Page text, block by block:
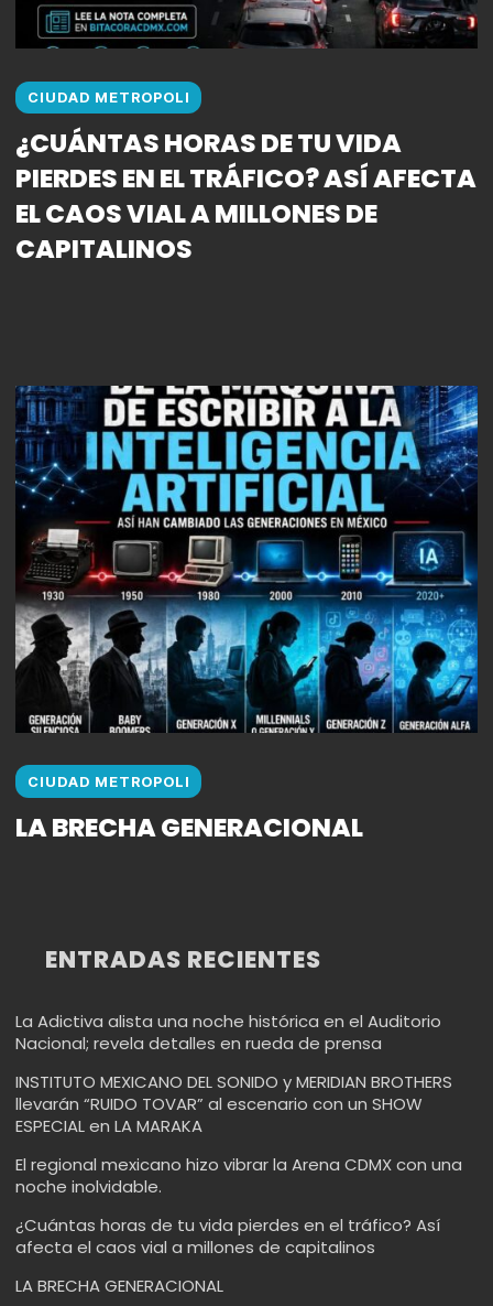
CIUDAD METROPOLI
¿CUÁNTAS HORAS DE TU VIDA
PIERDES EN EL TRÁFICO? ASÍ AFECTA
EL CAOS VIAL A MILLONES DE
CAPITALINOS
CIUDAD METROPOLI
LA BRECHA GENERACIONAL
ENTRADAS RECIENTES
La Adictiva alista una noche histórica en el Auditorio
Nacional; revela detalles en rueda de prensa
INSTITUTO MEXICANO DEL SONIDO y MERIDIAN BROTHERS
llevarán “RUIDO TOVAR” al escenario con un SHOW
ESPECIAL en LA MARAKA
El regional mexicano hizo vibrar la Arena CDMX con una
noche inolvidable.
¿Cuántas horas de tu vida pierdes en el tráfico? Así
afecta el caos vial a millones de capitalinos
LA BRECHA GENERACIONAL